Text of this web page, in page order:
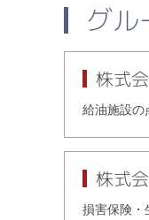
グル
株式
給油施設の
株式
損害保険・